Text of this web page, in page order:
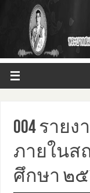
004 ราย
ภายในส
ศึกษา ๒